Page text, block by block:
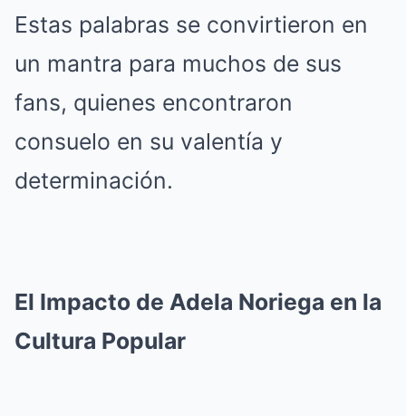
Estas palabras se convirtieron en
un mantra para muchos de sus
fans, quienes encontraron
consuelo en su valentía y
determinación.
El Impacto de Adela Noriega en la
Cultura Popular